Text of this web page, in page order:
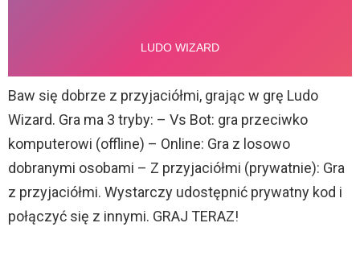
Baw się dobrze z przyjaciółmi, grając w grę Ludo
Wizard. Gra ma 3 tryby: – Vs Bot: gra przeciwko
komputerowi (offline) – Online: Gra z losowo
dobranymi osobami – Z przyjaciółmi (prywatnie): Gra
z przyjaciółmi. Wystarczy udostępnić prywatny kod i
połączyć się z innymi. GRAJ TERAZ!